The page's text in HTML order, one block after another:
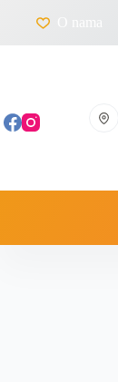
O nama